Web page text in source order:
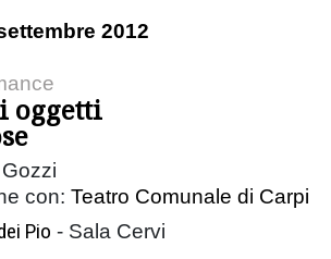
2012
oggetti
con: Teatro Comunale di Carpi
Pio - Sala Cervi